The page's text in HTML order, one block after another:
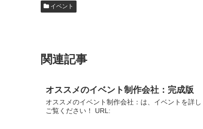
イベント
関連記事
オススメのイベント制作会社：完成版
オススメのイベント制作会社：は、イベントを詳
ご覧ください！ URL: